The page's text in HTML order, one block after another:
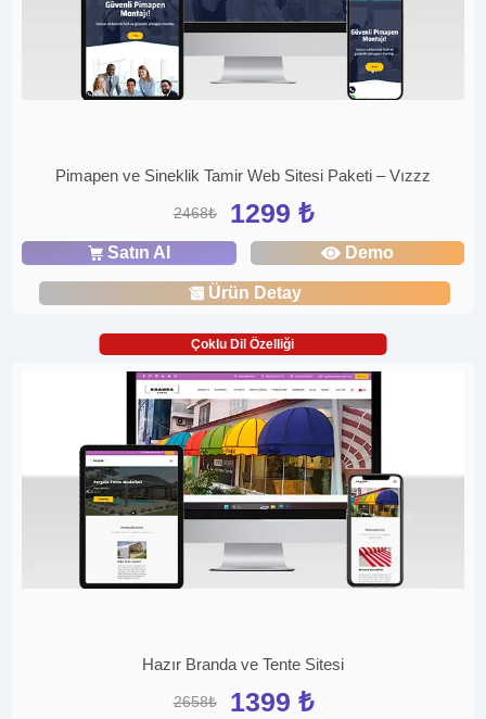
Pimapen ve Sineklik Tamir Web Sitesi Paketi – Vızzz
2468₺ 1299 ₺
Satın Al Demo
Ürün Detay
Çoklu Dil Özelliği
Hazır Branda ve Tente Sitesi
2658₺ 1399 ₺